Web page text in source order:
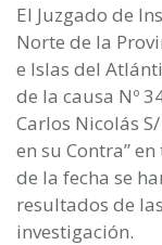
El Juzgado de
Norte de la
e Islas del
de la causa Nº
Carlos Nicolás
en su Contra”
de la fecha se
resultados de
investigación.